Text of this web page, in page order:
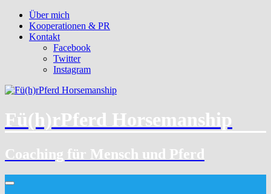
Über mich
Kooperationen & PR
Kontakt
Facebook
Twitter
Instagram
Fü(h)rPferd Horsemanship
Coaching für Mensch und Pferd